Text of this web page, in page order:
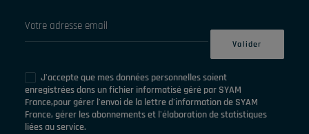
J'accepte que mes données personnelles soient
enregistrées dans un fichier informatisé géré par SYAM
France,pour gérer l'envoi de la lettre d'information de SYAM
France, gérer les abonnements et l'élaboration de statistiques
liées au service.